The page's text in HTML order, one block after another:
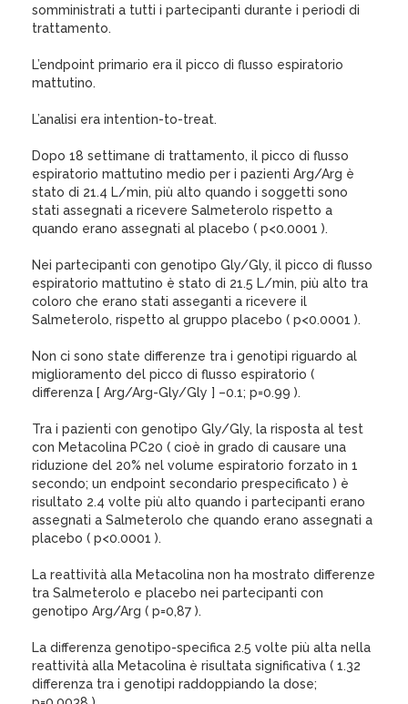
somministrati a tutti i partecipanti durante i periodi di
trattamento.
L’endpoint primario era il picco di flusso espiratorio
mattutino.
L’analisi era intention-to-treat.
Dopo 18 settimane di trattamento, il picco di flusso
espiratorio mattutino medio per i pazienti Arg/Arg è
stato di 21.4 L/min, più alto quando i soggetti sono
stati assegnati a ricevere Salmeterolo rispetto a
quando erano assegnati al placebo ( p<0.0001 ).
Nei partecipanti con genotipo Gly/Gly, il picco di flusso
espiratorio mattutino è stato di 21.5 L/min, più alto tra
coloro che erano stati asseganti a ricevere il
Salmeterolo, rispetto al gruppo placebo ( p<0.0001 ).
Non ci sono state differenze tra i genotipi riguardo al
miglioramento del picco di flusso espiratorio (
differenza [ Arg/Arg-Gly/Gly ] –0.1; p=0.99 ).
Tra i pazienti con genotipo Gly/Gly, la risposta al test
con Metacolina PC20 ( cioè in grado di causare una
riduzione del 20% nel volume espiratorio forzato in 1
secondo; un endpoint secondario prespecificato ) è
risultato 2.4 volte più alto quando i partecipanti erano
assegnati a Salmeterolo che quando erano assegnati a
placebo ( p<0.0001 ).
La reattività alla Metacolina non ha mostrato differenze
tra Salmeterolo e placebo nei partecipanti con
genotipo Arg/Arg ( p=0,87 ).
La differenza genotipo-specifica 2.5 volte più alta nella
reattività alla Metacolina è risultata significativa ( 1.32
differenza tra i genotipi raddoppiando la dose;